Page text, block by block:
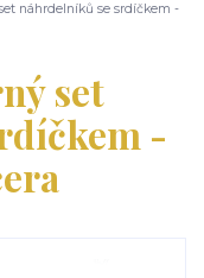
náhrdelníků se srdíčkem -
set
-